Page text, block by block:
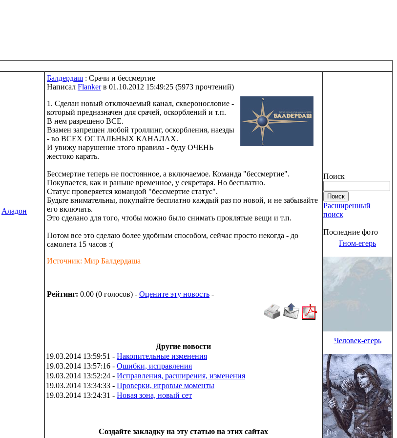
Аладон
Балдердаш : Срачи и бессмертие
Написал Flanker в 01.10.2012 15:49:25 (5973 прочтений)
1. Сделан новый отключаемый канал, скверонословие -
который предназначен для срачей, оскорблений и т.п.
В нем разрешено ВСЕ.
Взамен запрещен любой троллинг, оскорбления, наезды
- во ВСЕХ ОСТАЛЬНЫХ КАНАЛАХ.
И увижу нарушение этого правила - буду ОЧЕНЬ
жестоко карать.
Бессмертие теперь не постоянное, а включаемое. Команда "бессмертие".
Покупается, как и раньше временное, у секретаря. Но бесплатно.
Статус проверяется командой "бессмертие статус".
Будьте внимательны, покупайте бесплатно каждый раз по новой, и не забывайте
его включать.
Это сделано для того, чтобы можно было снимать проклятые вещи и т.п.
Потом все это сделаю более удобным способом, сейчас просто некогда - до
самолета 15 часов :(
Источник: Мир Балдердаша
Рейтинг: 0.00 (0 голосов) - Оцените эту новость -
Другие новости
19.03.2014 13:59:51 - Накопительные изменения
19.03.2014 13:57:16 - Ошибки, исправления
19.03.2014 13:52:24 - Исправления, расширения, изменения
19.03.2014 13:34:33 - Проверки, игровые моменты
19.03.2014 13:24:31 - Новая зона, новый сет
Создайте закладку на эту статью на этих сайтах
Поиск
Расширенный
поиск
Последние фото
Гном-егерь
Человек-егерь